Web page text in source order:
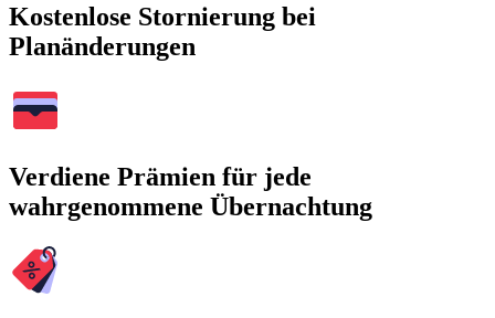
Kostenlose Stornierung bei
Planänderungen
Verdiene Prämien für jede
wahrgenommene Übernachtung